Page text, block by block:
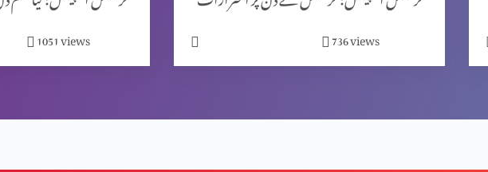
1051views 736views